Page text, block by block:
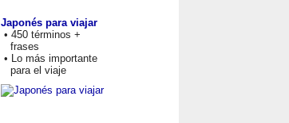
Japonés para viajar
• 450 términos +
frases
• Lo más importante
para el viaje